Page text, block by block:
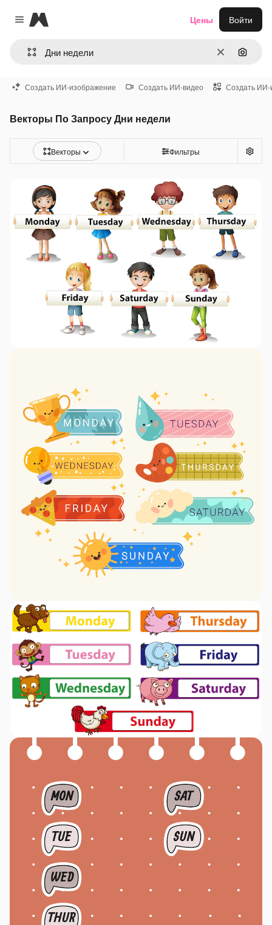
Close menu
Magnific
ОчиститьПоиск
Цены Войти
Создать ИИ-изображение Создать ИИ-видео Создать ИИ-
Векторы По Запросу Дни недели
Векторы Фильтры